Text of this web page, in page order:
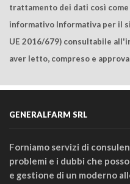
trattamento dei dati così
informativo Informativa per il
UE 2016/679) consultabile
aver letto, compreso e
GENERALFARM SRL
Forniamo servizi di
problemi e i dubbi che
e gestione di un moderno